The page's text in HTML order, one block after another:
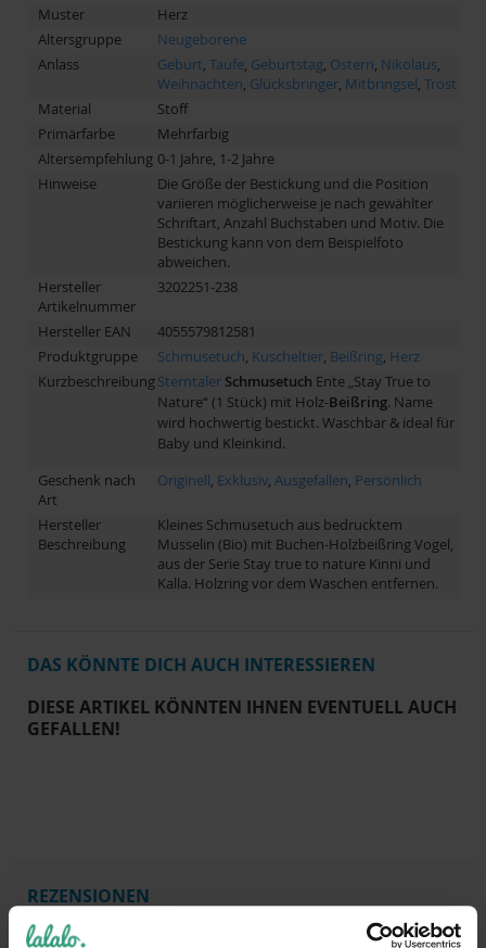
Muster
Herz
Altersgruppe
Neugeborene
Anlass
Geburt, Taufe, Geburtstag, Ostern, Nikolaus,
Weihnachten, Glücksbringer, Mitbringsel, Trost
Material
Stoff
Primärfarbe
Mehrfarbig
Altersempfehlung 0-1 Jahre, 1-2 Jahre
Hinweise
Die Größe der Bestickung und die Position
variieren möglicherweise je nach gewählter
Schriftart, Anzahl Buchstaben und Motiv. Die
Bestickung kann von dem Beispielfoto
abweichen.
Hersteller
Artikelnummer
3202251-238
Hersteller EAN
4055579812581
Produktgruppe
Schmusetuch, Kuscheltier, Beißring, Herz
KurzbeschreibungSterntaler Schmusetuch Ente „Stay True to
Nature“ (1 Stück) mit Holz-Beißring. Name
wird hochwertig bestickt. Waschbar & ideal für
Baby und Kleinkind.
Geschenk nach
Art
Originell, Exklusiv, Ausgefallen, Persönlich
Hersteller
Beschreibung
Kleines Schmusetuch aus bedrucktem
Musselin (Bio) mit Buchen-Holzbeißring Vogel,
aus der Serie Stay true to nature Kinni und
Kalla. Holzring vor dem Waschen entfernen.
DAS KÖNNTE DICH AUCH INTERESSIEREN
DIESE ARTIKEL KÖNNTEN IHNEN EVENTUELL AUCH
GEFALLEN!
REZENSIONEN
Schreibe eine Bewertung